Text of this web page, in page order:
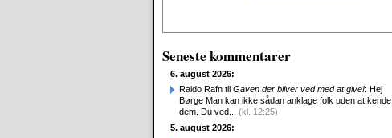
Seneste kommentarer
6. august 2026:
Raido Rafn til Gaven der bliver ved med at give!: Hej
Børge Man kan ikke sådan anklage folk uden at kende
dem. Du ved... (kl. 12:25)
5. august 2026: